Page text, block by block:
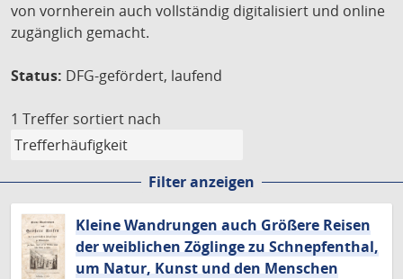
von vornherein auch vollständig digitalisiert und online
zugänglich gemacht.
Status: DFG-gefördert, laufend
1 Treffer sortiert nach
Filter anzeigen
Kleine Wandrungen auch Größere Reisen
der weiblichen Zöglinge zu Schnepfenthal,
um Natur, Kunst und den Menschen